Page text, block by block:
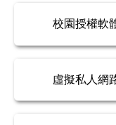
校園授權軟
虛擬私人網